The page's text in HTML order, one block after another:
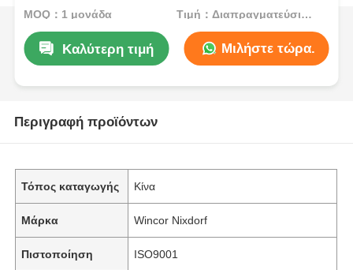
MOQ：1 μονάδα Τιμή：Διαπραγματεύσιμος
Καλύτερη τιμή Μιλήστε τώρα.
Περιγραφή προϊόντων
Τόπος καταγωγής Κίνα
Μάρκα Wincor Nixdorf
Πιστοποίηση ISO9001